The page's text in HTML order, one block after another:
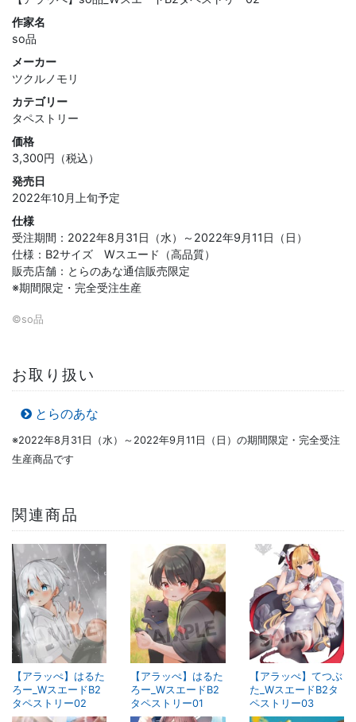
作家名
so品
メーカー
ツクルノモリ
カテゴリー
タペストリー
価格
3,300円（税込）
発売日
2022年10月上旬予定
仕様
受注期間：2022年8月31日（水）～2022年9月11日（日）
仕様：B2サイズ Wスエード（高品質）
販売店舗：とらのあな通信販売限定
※期間限定・完全受注生産
©so品
お取り扱い
とらのあな
※2022年8月31日（水）～2022年9月11日（日）の期間限定・完全受注
生産商品です
関連商品
【アラッぺ】はるた
ろー_WスエードB2
タペストリー02
【アラッぺ】はるた
ろー_WスエードB2
タペストリー01
【アラッぺ】てつぶ
た_WスエードB2タ
ペストリー03